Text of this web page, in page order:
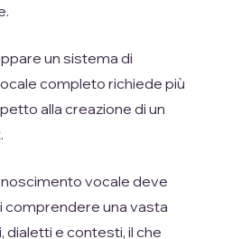
un sistema di
completo richiede più
alla creazione di un
vocale deve
comprendere una vasta
dialetti e contesti, il che